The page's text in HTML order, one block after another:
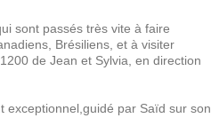
sont passés très vite à faire
Brésiliens, et à visiter
de Jean et Sylvia, en direction
exceptionnel,guidé par Saïd sur son